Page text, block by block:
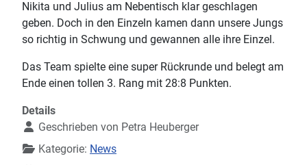
Nikita und Julius am Nebentisch klar geschlagen
geben. Doch in den Einzeln kamen dann unsere Jungs
so richtig in Schwung und gewannen alle ihre Einzel.
Das Team spielte eine super Rückrunde und belegt am
Ende einen tollen 3. Rang mit 28:8 Punkten.
Details
Geschrieben von Petra Heuberger
Kategorie: News